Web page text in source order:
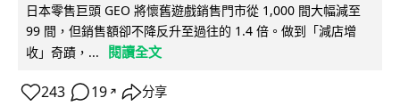
日本零售巨頭 GEO 將懷舊遊戲銷售門市從 1,000 間大幅減至
99 間，但銷售額卻不降反升至過往的 1.4 倍。做到「減店增
收」奇蹟，...
閱讀全文
243 19 ↗ 分享